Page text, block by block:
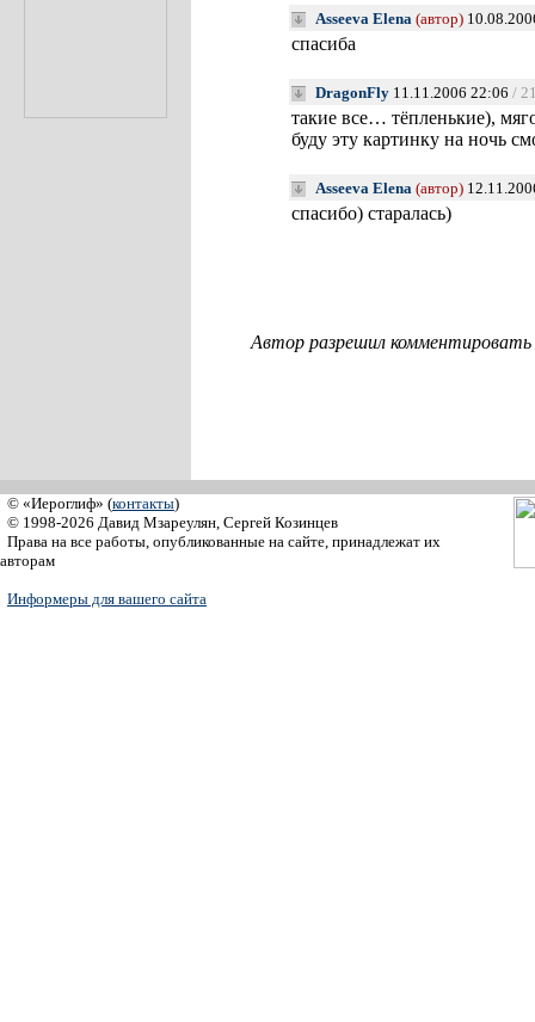
Asseeva Elena (автор)
спасиба
DragonFly 11.11.2006 22:06 /
такие все… тёпленькие),
буду эту картинку на ночь
Asseeva Elena (автор)
спасибо) старалась)
Автор разрешил
© «Иероглиф» (контакты)
© 1998-2026 Давид Мзареулян, Сергей Козинцев
Права на все работы, опубликованные на сайте, принадлежат их
авторам
Информеры для вашего сайта